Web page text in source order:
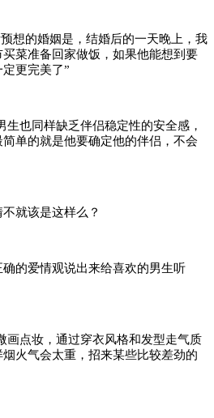
想的婚姻是，结婚后的一天晚上，我
菜准备回家做饭，如果他能想到要
更完美了”
生也同样缺乏伴侣稳定性的安全感，
单的就是他要确定他的伴侣，不会
就该是这样么？
的爱情观说出来给喜欢的男生听
画点妆，通过穿衣风格和发型走气质
火气会太重，招来某些比较差劲的